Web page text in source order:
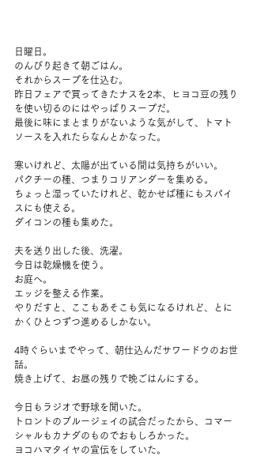
日曜日。
のんびり起きて朝ごはん。
それからスープを仕込む。
昨日フェアで買ってきたナスを2本、ヒヨコ豆の残り
を使い切るのにはやっぱりスープだ。
最後に味にまとまりがないような気がして、トマト
ソースを入れたらなんとかなった。
寒いけれど、太陽が出ている間は気持ちがいい。
パクチーの種、つまりコリアンダーを集める。
ちょっと湿っていたけれど、乾かせば種にもスパイ
スにも使える。
ダイコンの種も集めた。
夫を送り出した後、洗濯。
今日は乾燥機を使う。
お庭へ。
エッジを整える作業。
やりだすと、ここもあそこも気になるけれど、とに
かくひとつずつ進めるしかない。
4時ぐらいまでやって、朝仕込んだサワードウのお世
話。
焼き上げて、お昼の残りで晩ごはんにする。
今日もラジオで野球を聞いた。
トロントのブルージェイの試合だったから、コマー
シャルもカナダのものでおもしろかった。
ヨコハマタイヤの宣伝をしていた。